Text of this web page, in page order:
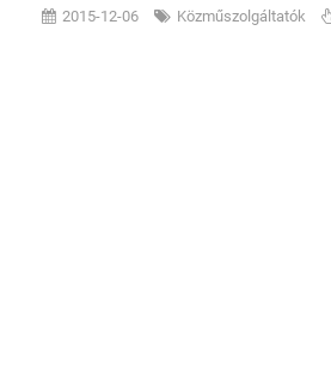
2015-12-06 Közműszolgáltatók